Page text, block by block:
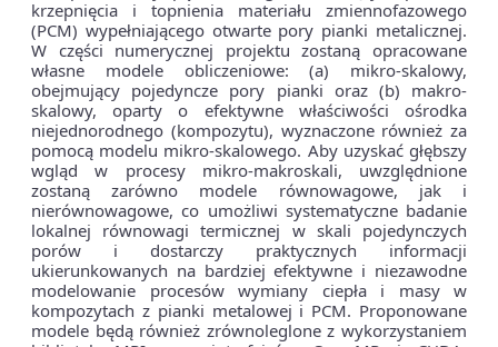
krzepnięcia i topnienia materiału zmiennofazowego
(PCM) wypełniającego otwarte pory pianki metalicznej.
W części numerycznej projektu zostaną opracowane
własne modele obliczeniowe: (a) mikro-skalowy,
obejmujący pojedyncze pory pianki oraz (b) makro-
skalowy, oparty o efektywne właściwości ośrodka
niejednorodnego (kompozytu), wyznaczone również za
pomocą modelu mikro-skalowego. Aby uzyskać głębszy
wgląd w procesy mikro-makroskali, uwzględnione
zostaną zarówno modele równowagowe, jak i
nierównowagowe, co umożliwi systematyczne badanie
lokalnej równowagi termicznej w skali pojedynczych
porów i dostarczy praktycznych informacji
ukierunkowanych na bardziej efektywne i niezawodne
modelowanie procesów wymiany ciepła i masy w
kompozytach z pianki metalowej i PCM. Proponowane
modele będą również zrównoleglone z wykorzystaniem